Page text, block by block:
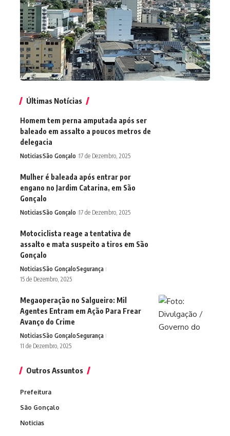
Últimas Notícias
Homem tem perna amputada após ser
baleado em assalto a poucos metros de
delegacia
NoticiasSão Gonçalo 17 de Dezembro, 2025
Mulher é baleada após entrar por
engano no Jardim Catarina, em São
Gonçalo
NoticiasSão Gonçalo 17 de Dezembro, 2025
Motociclista reage a tentativa de
assalto e mata suspeito a tiros em São
Gonçalo
NoticiasSão GonçaloSegurança
15 de Dezembro, 2025
Megaoperação no Salgueiro: Mil
Agentes Entram em Ação Para Frear
Avanço do Crime
NoticiasSão GonçaloSegurança
11 de Dezembro, 2025
Outros Assuntos
Prefeitura
São Gonçalo
Noticias